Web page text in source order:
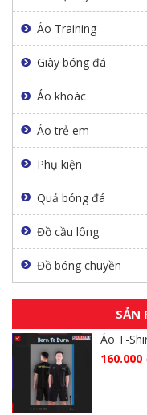
Áo Training
Giày bóng đá
Áo khoác
Áo trẻ em
Phụ kiện
Quả bóng đá
Đồ cầu lông
Đồ bóng chuyền
SẢN
Áo T-
160.000